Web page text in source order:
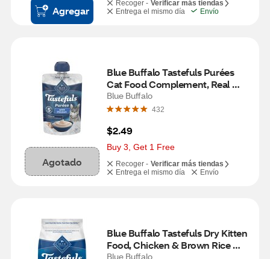
Agregar
Recoger - Verificar más tiendas
Entrega el mismo día
Envío
Agotado
Blue Buffalo Tastefuls Purées
Cat Food Complement, Real
Chicken & Broth, 3 oz
Blue Buffalo
432
$2.49
Buy 3, Get 1 Free
Recoger - Verificar más tiendas
Entrega el mismo día
Envío
Blue Buffalo Tastefuls Dry Kitten
Food, Chicken & Brown Rice
Blue Buffalo